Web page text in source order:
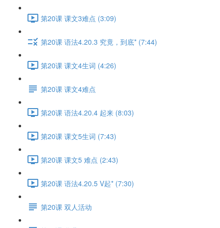
第20课 课文3难点 (3:09)
第20课 语法4.20.3 究竟，到底* (7:44)
第20课 课文4生词 (4:26)
第20课 课文4难点
第20课 语法4.20.4 起来 (8:03)
第20课 课文5生词 (7:43)
第20课 课文5 难点 (2:43)
第20课 语法4.20.5 V起* (7:30)
第20课 双人活动